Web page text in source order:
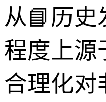
从📘历史
程度上源
合理化对